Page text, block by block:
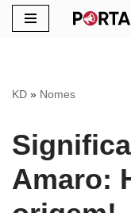
conteúdo
KD » Nomes
Amaro: